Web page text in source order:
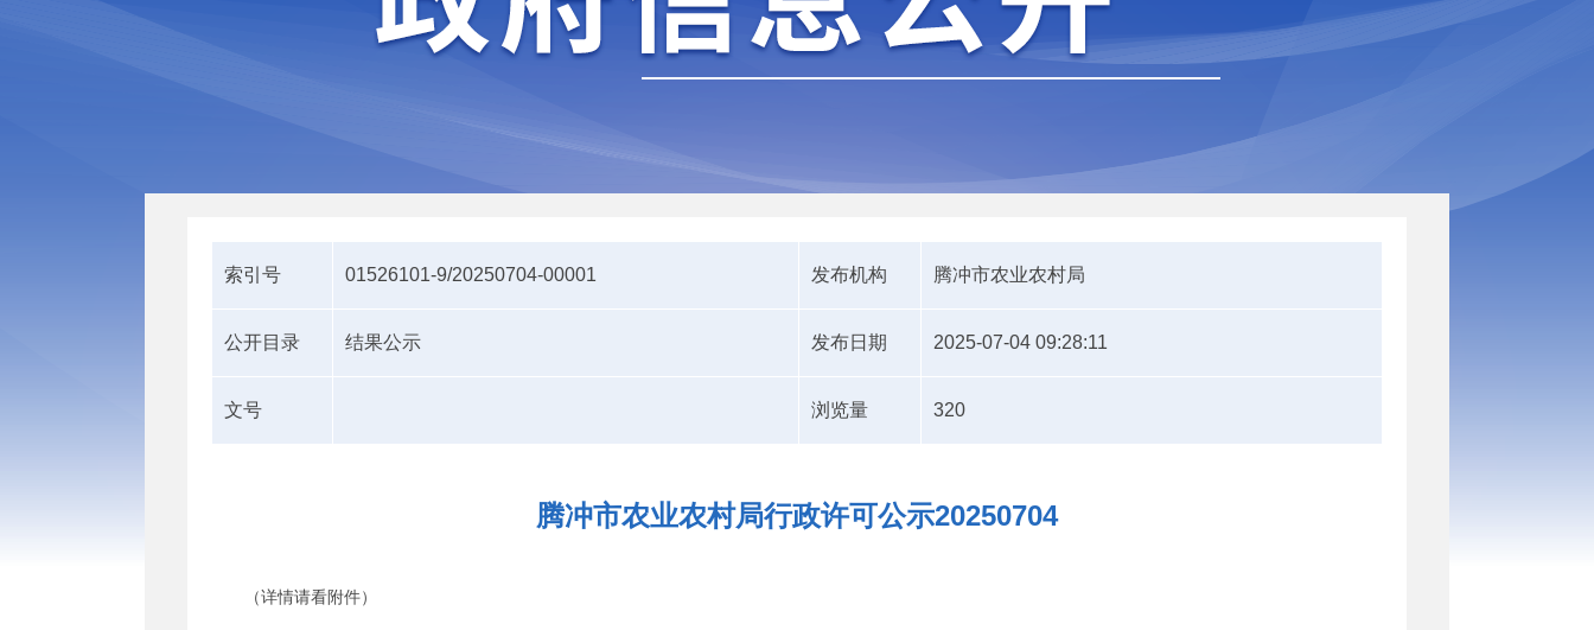
索引号 01526101-9/20250704-00001 发布机构 腾冲市农业农村局
公开目录 结果公示 发布日期 2025-07-04 09:28:11
文号 浏览量 320
腾冲市农业农村局行政许可公示20250704
（详情请看附件）